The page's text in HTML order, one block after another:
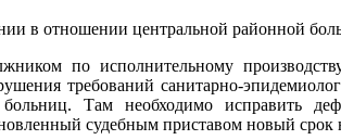
в отношении центральной районной
по исполнительному
требований санитарно-
Там необходимо исправить
судебным приставом новый срок